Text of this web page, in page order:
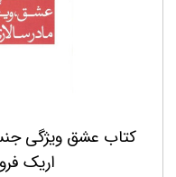
کتاب عشق ويژگی
اریک